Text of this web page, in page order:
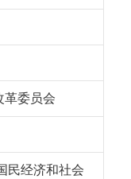
革委员会
民经济和社会